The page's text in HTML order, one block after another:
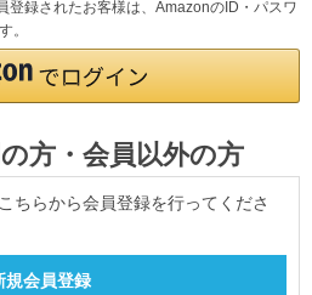
登録されたお客様は、AmazonのID・パスワ
。
方・会員以外の方
ちらから会員登録を行ってくださ